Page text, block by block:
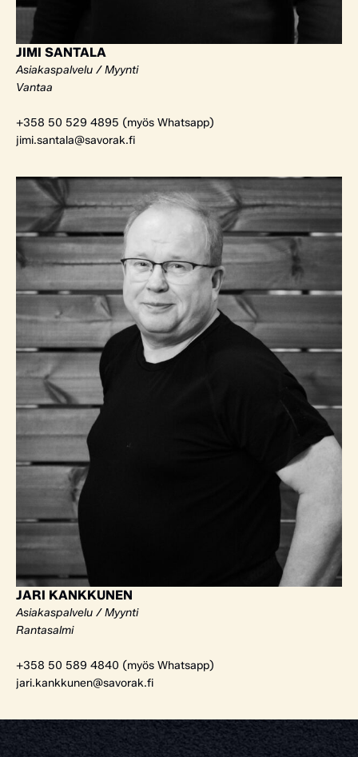
JIMI SANTALA
Asiakaspalvelu / Myynti
Vantaa
+358 50 529 4895 (myös Whatsapp)
jimi.santala@savorak.fi
JARI KANKKUNEN
Asiakaspalvelu / Myynti
Rantasalmi
+358 50 589 4840 (myös Whatsapp)
jari.kankkunen@savorak.fi